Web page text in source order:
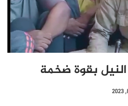
بقوة ضخمة